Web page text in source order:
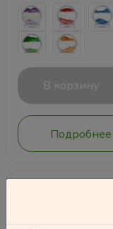
В корзину
Подробнее